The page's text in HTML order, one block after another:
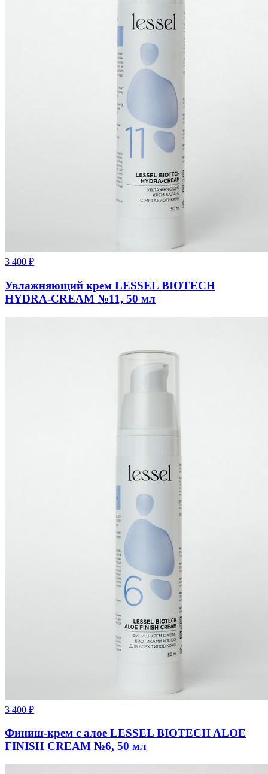
3 400 ₽
Увлажняющий крем LESSEL BIOTECH
HYDRA-CREAM №11, 50 мл
3 400 ₽
Финиш-крем с алое LESSEL BIOTECH ALOE
FINISH CREAM №6, 50 мл